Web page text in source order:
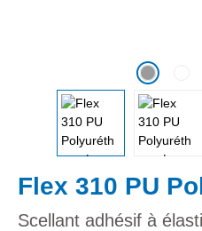
Flex 310 PU
Scellant adhésif à